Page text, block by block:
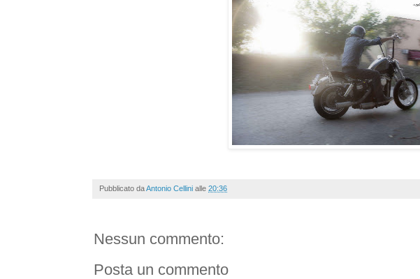
Pubblicato daAntonio Cellini alle 20:36
Nessun commento:
Posta un commento